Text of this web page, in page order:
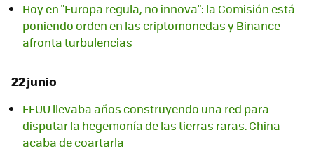
Hoy en "Europa regula, no innova": la Comisión está
poniendo orden en las criptomonedas y Binance
afronta turbulencias
22 junio
EEUU llevaba años construyendo una red para
disputar la hegemonía de las tierras raras. China
acaba de coartarla